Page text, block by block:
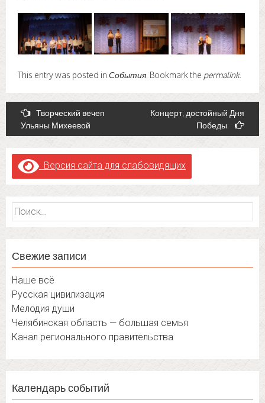
This entry was posted in События . Bookmark the permalink.
Post
navigation
Творческий вечеп
Ульяны Михеевой
Концерт, достойный Дня
Победы.
Версия сайта для слабовидящих
Найти:
Свежие записи
Наше всё
Русская цивилизация
Мелодия души
Челябинская область — большая семья
Канал регионального правительства
Календарь событий